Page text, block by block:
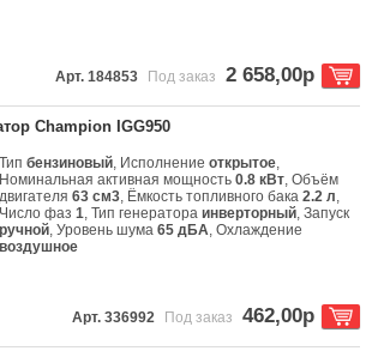
Арт. 184853 Под заказ 2 658,00р
Champion IGG950
Типбензиновый, Исполнениеоткрытое,
Номинальная активная мощность0.8 кВт, Объём
двигателя63 см3, Ёмкость топливного бака2.2 л,
Число фаз1, Тип генератораинверторный, Запуск
ручной, Уровень шума65 дБА, Охлаждение
воздушное
Арт. 336992 Под заказ 462,00р